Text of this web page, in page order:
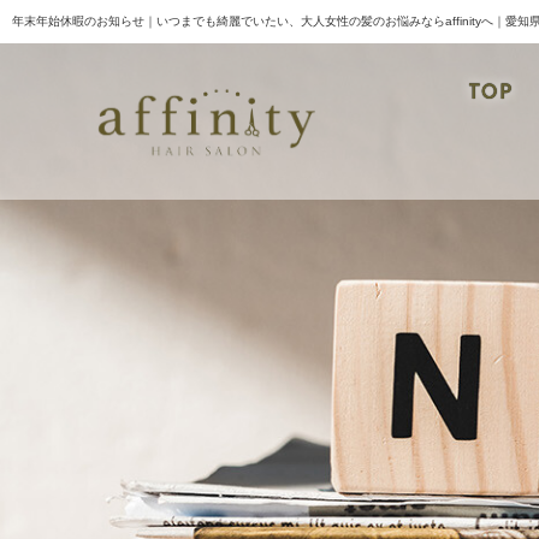
年末年始休暇のお知らせ｜いつまでも綺麗でいたい、大人女性の髪のお悩みならaffinityへ｜愛知
TOP